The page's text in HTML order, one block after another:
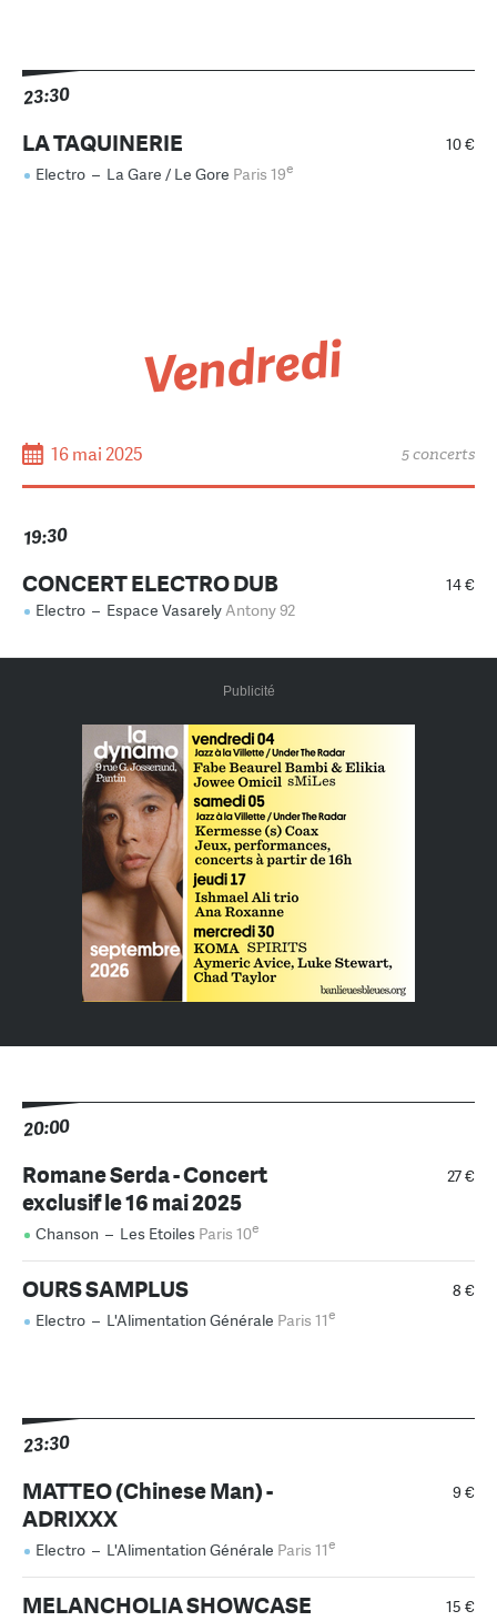
23:30
10 €
LA TAQUINERIE
Electro – La Gare / Le Gore Paris 19e
Vendredi
16 mai 2025 5 concerts
19:30
14 €
CONCERT ELECTRO DUB
Electro – Espace VasarelyAntony 92
Publicité
20:00
27 €
Romane Serda - Concert
exclusif le 16 mai 2025
Chanson – Les Etoiles Paris 10e
8 €
OURS SAMPLUS
Electro – L'Alimentation Générale Paris 11e
23:30
9 €
MATTEO (Chinese Man) -
ADRIXXX
Electro – L'Alimentation Générale Paris 11e
15 €
MELANCHOLIA SHOWCASE